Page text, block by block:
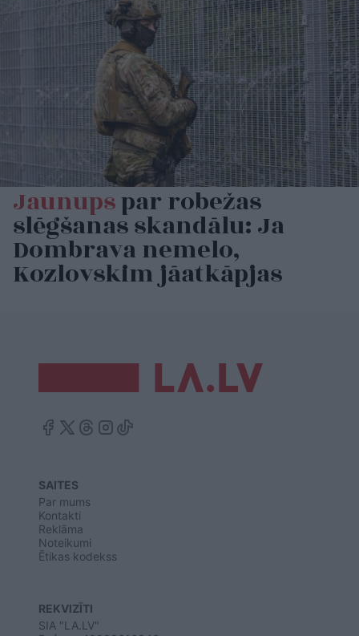
Jaunupspar robežas
slēgšanas skandālu: Ja
Dombrava nemelo,
Kozlovskim jāatkāpjas
SAITES
Par mums
Kontakti
Reklāma
Noteikumi
Ētikas kodekss
REKVIZĪTI
SIA "LA.LV"